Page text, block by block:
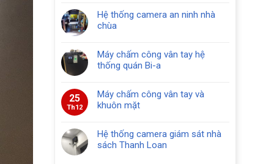
Hệ thống camera an ninh nhà
chùa
Máy chấm công vân tay hệ
thống quán Bi-a
25
Th12
Máy chấm công vân tay và
khuôn mặt
Hệ thống camera giám sát nhà
sách Thanh Loan